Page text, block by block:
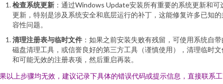
检查系统更新 ：通过Windows Update安装所有重要的系统更新和可
更新，特别是涉及系统安全和底层运行的补丁，这能修复许多已知的
容性问题。
清理注册表与临时文件 ：如果之前安装失败有残留，可使用系统自
磁盘清理工具，或信誉良好的第三方工具（谨慎使用），清理临时文
和可能无效的注册表项，然后重启再装。
以上步骤均无效，建议记录下具体的错误代码或提示信息，直接联系